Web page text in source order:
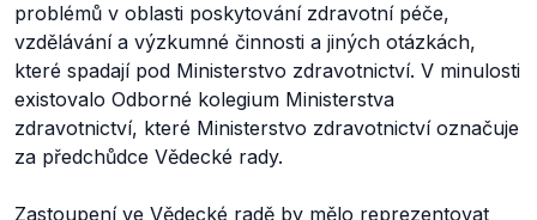
problémů v oblasti poskytování zdravotní péče,
vzdělávání a výzkumné činnosti a jiných otázkách,
které spadají pod Ministerstvo zdravotnictví. V minulosti
existovalo Odborné kolegium Ministerstva
zdravotnictví, které Ministerstvo zdravotnictví označuje
za předchůdce Vědecké rady.
Zastoupení ve Vědecké radě by mělo reprezentovat